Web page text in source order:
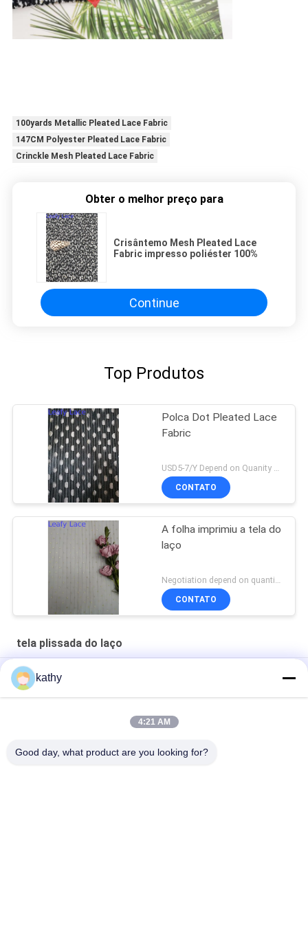
100yards Metallic Pleated Lace Fabric
147CM Polyester Pleated Lace Fabric
Crinckle Mesh Pleated Lace Fabric
Obter o melhor preço para
Crisântemo Mesh Pleated Lace
Fabric impresso poliéster 100%
Continue
Top Produtos
Polca Dot Pleated Lace
Fabric
CONTATO
A folha imprimiu a tela do
laço
CONTATO
tela plissada do laço
Tela do laço de Mesh Coat Black Polyester Pleated do zíper
Laço impresso folha Mesh Pleated Tulle Fabric de 145CM
Partido 100 jardas de Lurex metálico preto Mesh Pleated Lace
kathy
4:21 AM
Good day, what product are you looking for?